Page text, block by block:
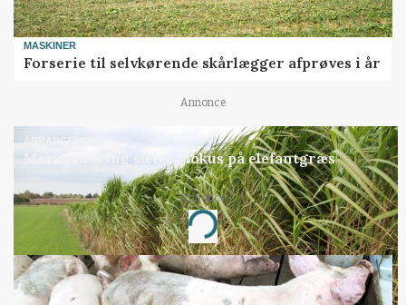
MASKINER
Forserie til selvkørende skårlægger afprøves i år
Annonce
ARRANGEMENT
Markvandring sætter fokus på elefantgræs
Annonce
Loading...